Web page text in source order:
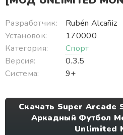
Разработчик:
Rubén Alcañiz
Установок:
170000
Категория:
Спорт
Версия:
0.3.5
Система:
9+
Скачать Super Arcade
Аркадный Футбол
Unlimited